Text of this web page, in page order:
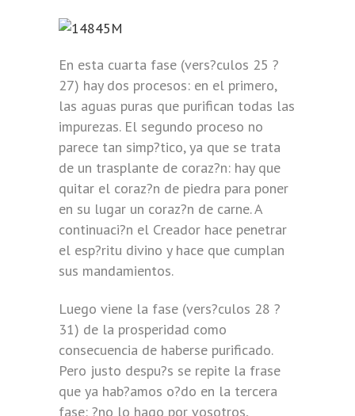
En esta cuarta fase (vers?culos 25 ?
27) hay dos procesos: en el primero,
las aguas puras que purifican todas las
impurezas. El segundo proceso no
parece tan simp?tico, ya que se trata
de un trasplante de coraz?n: hay que
quitar el coraz?n de piedra para poner
en su lugar un coraz?n de carne. A
continuaci?n el Creador hace penetrar
el esp?ritu divino y hace que cumplan
sus mandamientos.
Luego viene la fase (vers?culos 28 ?
31) de la prosperidad como
consecuencia de haberse purificado.
Pero justo despu?s se repite la frase
que ya hab?amos o?do en la tercera
fase: ?no lo hago por vosotros,